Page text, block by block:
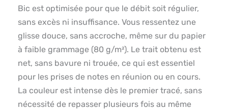
Bic est optimisée pour que le débit soit régulier,
sans excès ni insuffisance. Vous ressentez une
glisse douce, sans accroche, même sur du papier
à faible grammage (80 g/m²). Le trait obtenu est
net, sans bavure ni trouée, ce qui est essentiel
pour les prises de notes en réunion ou en cours.
La couleur est intense dès le premier tracé, sans
nécessité de repasser plusieurs fois au même